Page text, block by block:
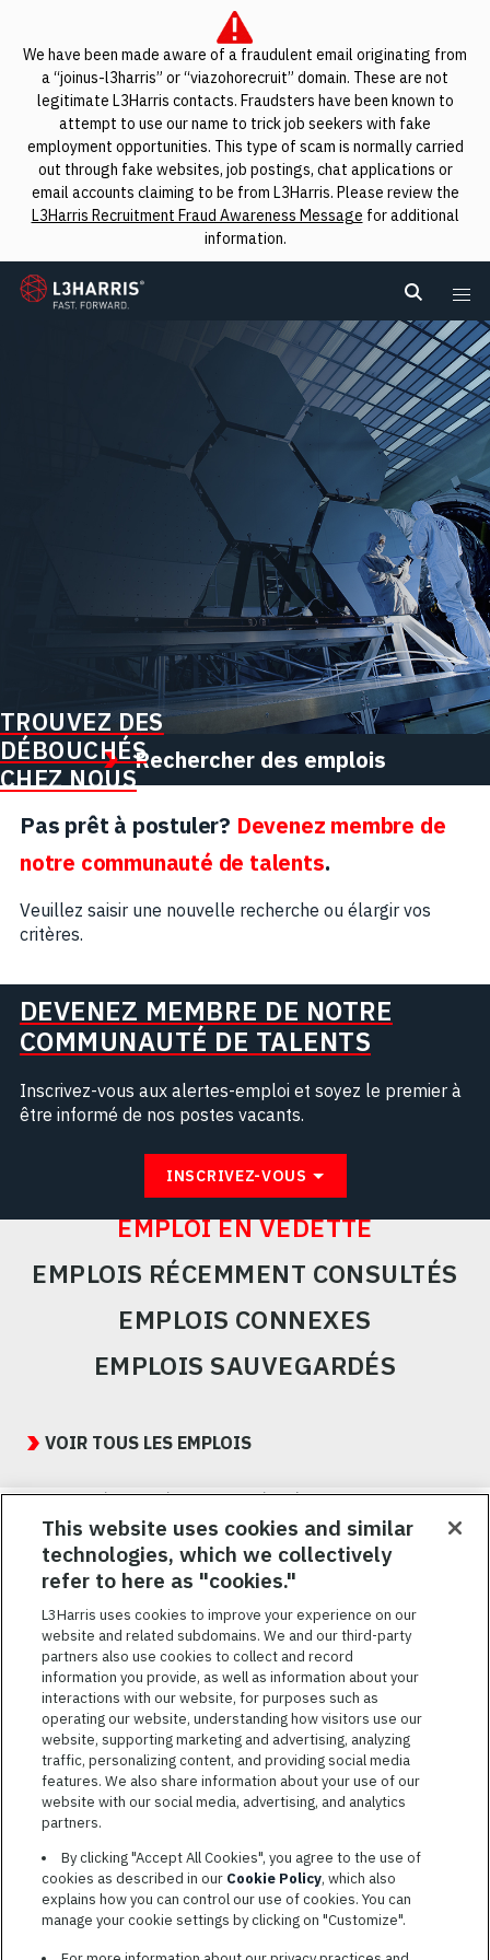
We have been made aware of a fraudulent email originating from
a “joinus-l3harris” or “viazohorecruit” domain. These are not
legitimate L3Harris contacts. Fraudsters have been known to
attempt to use our name to trick job seekers with fake
employment opportunities. This type of scam is normally carried
out through fake websites, job postings, chat applications or
email accounts claiming to be from L3Harris. Please review the
L3Harris Recruitment Fraud Awareness Message for additional
information.
L3Harris
Search
TROUVEZ DES
DÉBOUCHÉS
CHEZ NOUS
Rechercher des emplois
Pas prêt à postuler? Devenez membre de
notre communauté de talents.
Veuillez saisir une nouvelle recherche ou élargir vos
critères.
DEVENEZ MEMBRE DE NOTRE
COMMUNAUTÉ DE TALENTS
Inscrivez-vous aux alertes-emploi et soyez le premier à
être informé de nos postes vacants.
INSCRIVEZ-VOUS
EMPLOI EN VEDETTE
EMPLOIS RÉCEMMENT CONSULTÉS
EMPLOIS CONNEXES
EMPLOIS SAUVEGARDÉS
JobsVOIR TOUS LES EMPLOIS
Nous visons à attirer, à mobiliser et à fidéliser une main-d’œuvre
hautement performante et diversifiée. De plus, nous croyons
qu’une culture d’inclusion amusante et décontractée aide nos
employés à réaliser leur plein potentiel. Nous donnons les moyens
à nos employés, sans égard à leur race, leur couleur, leur religion,
origine nationale, leur handicap ou leur statut d’ancien
combattant, d’innover afin de résoudre les problèmes les plus
coriaces de nos clients.
CONDITIONS GÉNÉRALES D’UTILISATION
COOKIE SETTINGS
PLAN DU SITE
PRIVACY POLICY
COOKIE CHOICES & INFO
L3HARRIS.COM
This website uses cookies and similar
technologies, which we collectively
refer to here as "cookies."
L3Harris uses cookies to improve your experience on our
website and related subdomains. We and our third-party
partners also use cookies to collect and record
information you provide, as well as information about your
interactions with our website, for purposes such as
operating our website, understanding how visitors use our
website, supporting marketing and advertising, analyzing
traffic, personalizing content, and providing social media
features. We also share information about your use of our
website with our social media, advertising, and analytics
partners.
By clicking "Accept All Cookies", you agree to the use of
cookies as described in our Cookie Policy, which also
explains how you can control our use of cookies. You can
manage your cookie settings by clicking on "Customize".